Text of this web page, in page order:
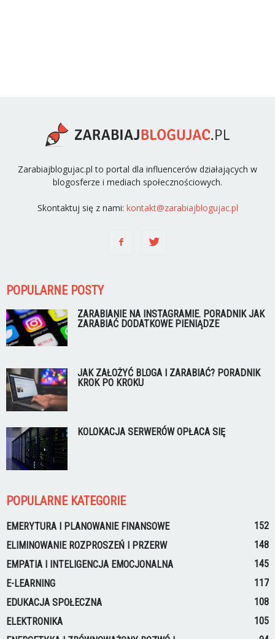
Zarabiajblogujac.pl to portal dla influencerów działających w
blogosferze i mediach społecznościowych.
Skontaktuj się z nami: kontakt@zarabiajblogujac.pl
POPULARNE POSTY
ZARABIANIE NA INSTAGRAMIE. PORADNIK JAK
ZARABIAĆ DODATKOWE PIENIĄDZE
JAK ZAŁOŻYĆ BLOGA I ZARABIAĆ? PORADNIK
KROK PO KROKU
KOLOKACJA SERWERÓW OPŁACA SIĘ
POPULARNE KATEGORIE
EMERYTURA I PLANOWANIE FINANSOWE
152
ELIMINOWANIE ROZPROSZEŃ I PRZERW
148
EMPATIA I INTELIGENCJA EMOCJONALNA
145
E-LEARNING
117
EDUKACJA SPOŁECZNA
108
ELEKTRONIKA
105